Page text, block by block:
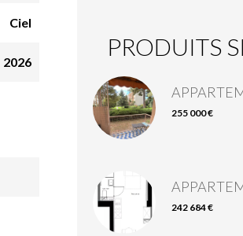
Ciel
2026
PRODUITS
255 000 €
242 684 €